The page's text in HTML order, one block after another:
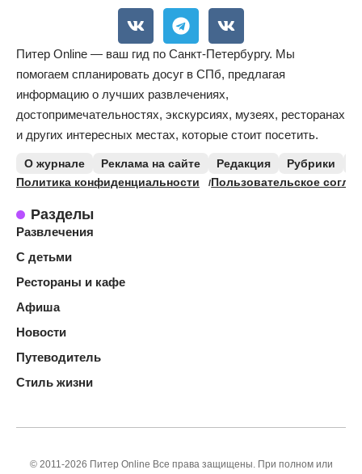
Питер Online — ваш гид по Санкт-Петербургу. Мы
помогаем спланировать досуг в СПб, предлагая
информацию о лучших развлечениях,
достопримечательностях, экскурсиях, музеях, ресторанах
и других интересных местах, которые стоит посетить.
О журнале Реклама на сайте Редакция Рубрики
Политика конфиденциальности
Пользовательское
Разделы
Развлечения
С детьми
Рестораны и кафе
Афиша
Новости
Путеводитель
Стиль жизни
© 2011-2026 Питер Online Все права защищены. При полном или